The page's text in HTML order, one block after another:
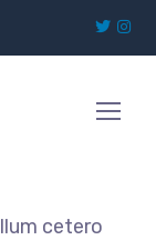
cetero